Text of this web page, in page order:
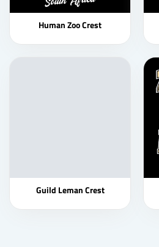
Human Zoo Crest
Guild Leman Crest